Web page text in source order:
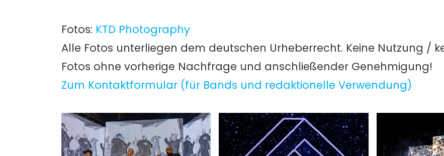
Fotos: KTD Photography
Alle Fotos unterliegen dem deutschen Urheberrecht. Keine Nutzung /
Fotos ohne vorherige Nachfrage und anschließender Genehmigung!
Zum Kontaktformular (für Bands und redaktionelle Verwendung)